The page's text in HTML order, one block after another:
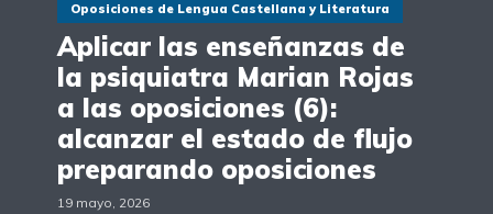
Oposiciones de Lengua Castellana y Literatura
Aplicar las enseñanzas de
la psiquiatra Marian Rojas
a las oposiciones (6):
alcanzar el estado de flujo
preparando oposiciones
19 mayo, 2026